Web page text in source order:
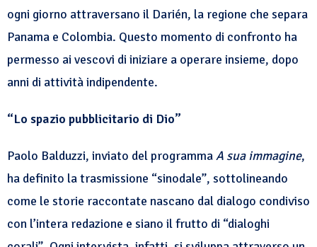
ogni giorno attraversano il Darién, la regione che separa
Panama e Colombia. Questo momento di confronto ha
permesso ai vescovi di iniziare a operare insieme, dopo
anni di attività indipendente.
“Lo spazio pubblicitario di Dio”
Paolo Balduzzi, inviato del programmaA sua immagine,
ha definito la trasmissione “sinodale”, sottolineando
come le storie raccontate nascano dal dialogo condiviso
con l’intera redazione e siano il frutto di “dialoghi